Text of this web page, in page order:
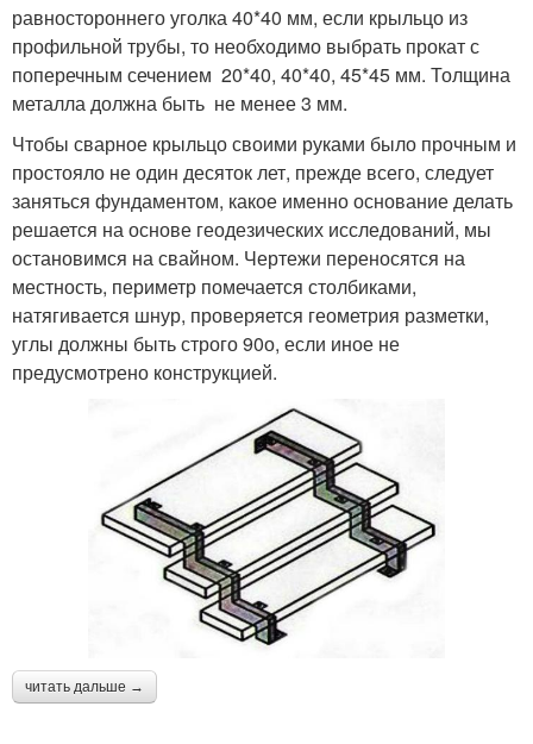
равностороннего уголка 40*40 мм, если крыльцо из
профильной трубы, то необходимо выбрать прокат с
поперечным сечением 20*40, 40*40, 45*45 мм. Толщина
металла должна быть не менее 3 мм.
Чтобы сварное крыльцо своими руками было прочным и
простояло не один десяток лет, прежде всего, следует
заняться фундаментом, какое именно основание делать
решается на основе геодезических исследований, мы
остановимся на свайном. Чертежи переносятся на
местность, периметр помечается столбиками,
натягивается шнур, проверяется геометрия разметки,
углы должны быть строго 90о, если иное не
предусмотрено конструкцией.
читать дальше →